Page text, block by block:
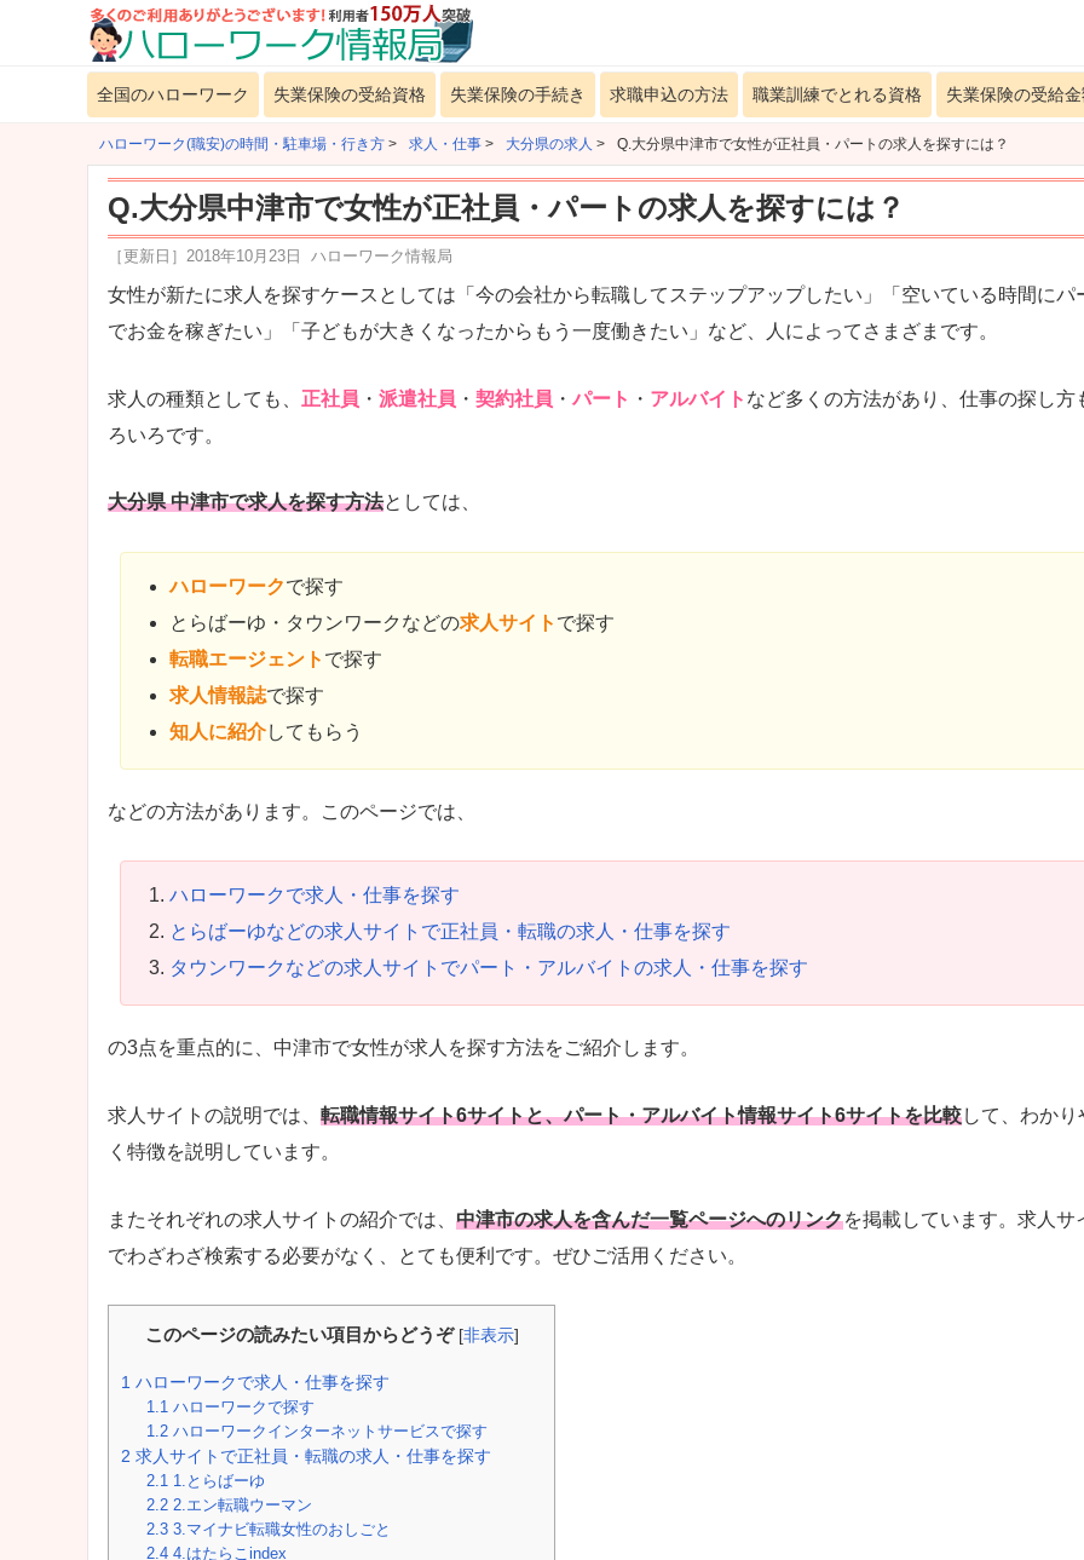
全国のハローワーク 失業保険の受給資格 失業保険の手続き 求職申込の方法 職業訓練でとれる資格 失業保険の受給
ハローワーク(職安)の時間・駐車場・行き方 > 求人・仕事 > 大分県の求人 > Q.大分県中津市で女性が正社員・パートの求人を探すには？
Q.大分県中津市で女性が正社員・パートの求人を探すには？
［更新日］ 2018年10月23日 ハローワーク情報局
女性が新たに求人を探すケースとしては「今の会社から転職してステップアップしたい」「空いている時間にパ
でお金を稼ぎたい」「子どもが大きくなったからもう一度働きたい」など、人によってさまざまです。
求人の種類としても、 正社員 ・ 派遣社員 ・ 契約社員 ・ パート ・ アルバイト など多くの方法があり、仕事の探し方
ろいろです。
大分県 中津市で求人を探す方法としては、
ハローワークで探す
とらばーゆ・タウンワークなどの求人サイト で探す
転職エージェント で探す
求人情報誌で探す
知人に紹介してもらう
などの方法があります。このページでは、
ハローワークで求人・仕事を探す
とらばーゆなどの求人サイトで正社員・転職の求人・仕事を探す
タウンワークなどの求人サイトでパート・アルバイトの求人・仕事を探す
の3点を重点的に、中津市で女性が求人を探す方法をご紹介します。
求人サイトの説明では、 転職情報サイト6サイトと、パート・アルバイト情報サイト6サイトを比較して、わかり
く特徴を説明しています。
またそれぞれの求人サイトの紹介では、 中津市の求人を含んだ一覧ページへのリンクを掲載しています。求人サ
でわざわざ検索する必要がなく、とても便利です。ぜひご活用ください。
このページの読みたい項目からどうぞ [非表示]
1 ハローワークで求人・仕事を探す
1.1 ハローワークで探す
1.2 ハローワークインターネットサービスで探す
2 求人サイトで正社員・転職の求人・仕事を探す
2.1 1.とらばーゆ
2.2 2.エン転職ウーマン
2.3 3.マイナビ転職女性のおしごと
2.4 4.はたらこindex